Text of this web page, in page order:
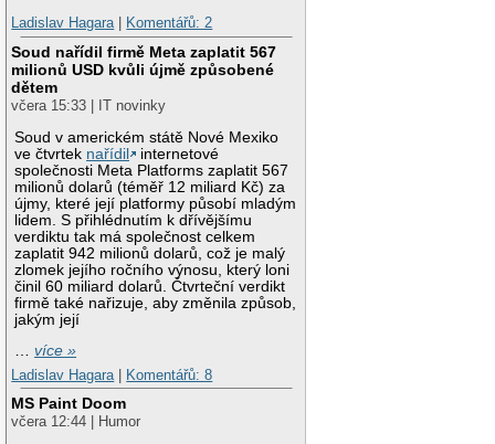
Ladislav Hagara| Komentářů: 2
Soud nařídil firmě Meta zaplatit 567
milionů USD kvůli újmě způsobené
dětem
včera 15:33 | IT novinky
Soud v americkém státě Nové Mexiko
ve čtvrtek nařídil
internetové
společnosti Meta Platforms zaplatit 567
milionů dolarů (téměř 12 miliard Kč) za
újmy, které její platformy působí mladým
lidem. S přihlédnutím k dřívějšímu
verdiktu tak má společnost celkem
zaplatit 942 milionů dolarů, což je malý
zlomek jejího ročního výnosu, který loni
činil 60 miliard dolarů. Čtvrteční verdikt
firmě také nařizuje, aby změnila způsob,
jakým její
…více »
Ladislav Hagara
Komentářů: 8
MS Paint Doom
včera 12:44 | Humor